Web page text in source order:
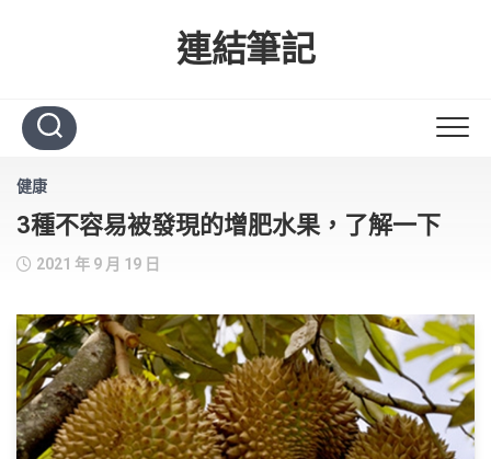
連結筆記
健康
3種不容易被發現的增肥水果，了解一下
2021 年 9 月 19 日